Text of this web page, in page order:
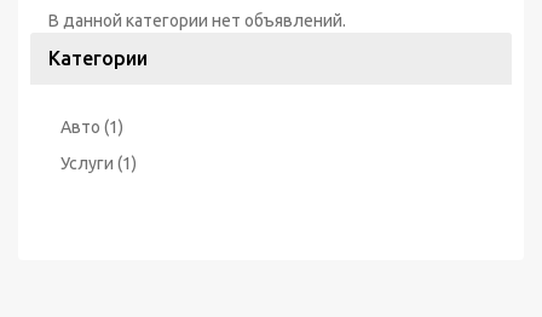
В данной категории нет объявлений.
Категории
Авто (1)
Услуги (1)